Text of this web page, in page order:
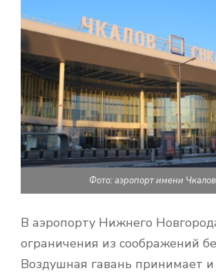
Е
Е
Н
Ю
Фото: аэропорт имени
В аэропорту Нижнего
ограничения из соображений
Воздушная гавань принимает